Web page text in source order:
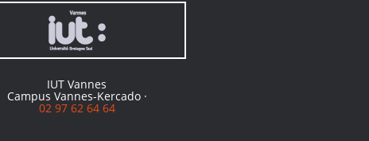
IUT Vannes
Campus Vannes-Kercado ·
02 97 62 64 64